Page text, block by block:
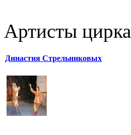
Артисты цирка
Династия Стрельниковых